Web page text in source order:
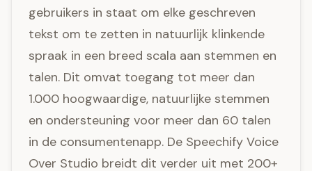
gebruikers in staat om elke geschreven
tekst om te zetten in natuurlijk klinkende
spraak in een breed scala aan stemmen en
talen. Dit omvat toegang tot meer dan
1.000 hoogwaardige, natuurlijke stemmen
en ondersteuning voor meer dan 60 talen
in de consumentenapp. De Speechify Voice
Over Studio breidt dit verder uit met 200+